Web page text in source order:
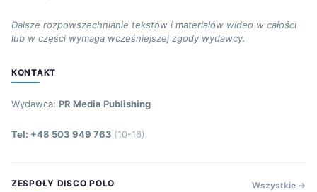
Dalsze rozpowszechnianie tekstów i materiałów wideo w całości
lub w części wymaga wcześniejszej zgody wydawcy.
KONTAKT
Wydawca: PR Media Publishing
Tel: +48 503 949 763 (10-16)
ZESPOŁY DISCO POLO Wszystkie →